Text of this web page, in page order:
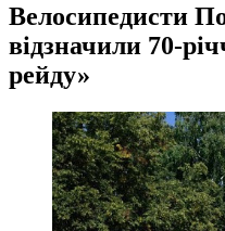
Велосипедисти
відзначили 70-
рейду»